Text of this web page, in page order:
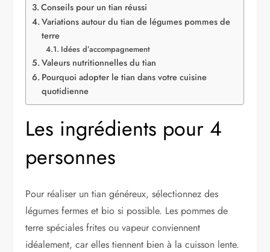
Conseils pour un tian réussi
Variations autour du tian de légumes pommes de
terre
Idées d’accompagnement
Valeurs nutritionnelles du tian
Pourquoi adopter le tian dans votre cuisine
quotidienne
Les ingrédients pour 4
personnes
Pour réaliser un tian généreux, sélectionnez des
légumes fermes et bio si possible. Les pommes de
terre spéciales frites ou vapeur conviennent
idéalement, car elles tiennent bien à la cuisson lente.